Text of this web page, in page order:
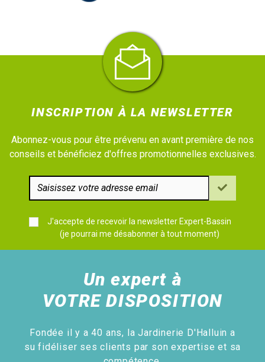
INSCRIPTION À LA NEWSLETTER
Abonnez-vous pour être prévenu en avant première de nos
conseils et bénéficiez d'offres promotionnelles exclusives.
J'accepte de recevoir la newsletter Expert-Bassin
(je pourrai me désabonner à tout moment)
Un expert à
VOTRE DISPOSITION
Fondée il y a 40 ans, la Jardinerie D'Halluin a
su fidéliser ses clients par son expertise et sa